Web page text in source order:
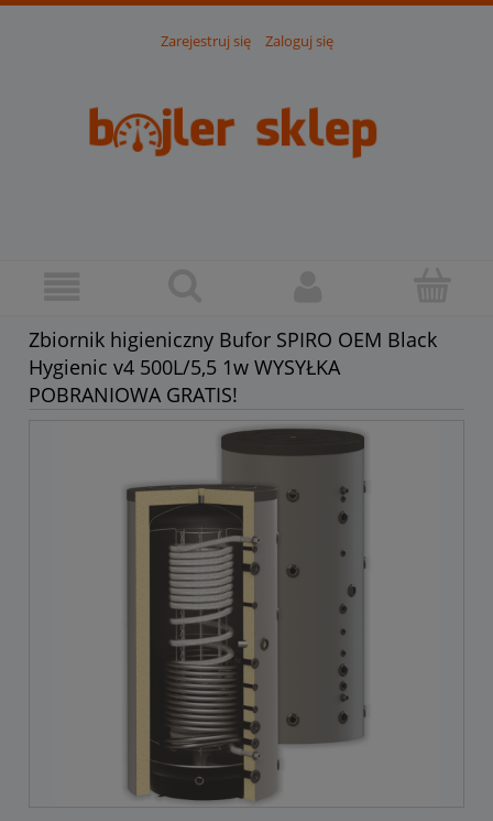
Zarejestruj się Zaloguj się
Zbiornik higieniczny Bufor SPIRO OEM Black
Hygienic v4 500L/5,5 1w WYSYŁKA
POBRANIOWA GRATIS!